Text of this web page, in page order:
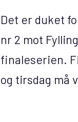
Det er duket
nr 2 mot
finaleserien.
og tirsdag må